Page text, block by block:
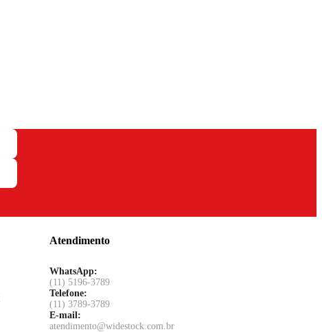
Atendimento
WhatsApp:
(11) 5196-3789
Telefone:
(11) 3789-3789
E-mail:
atendimento@widestock.com.br